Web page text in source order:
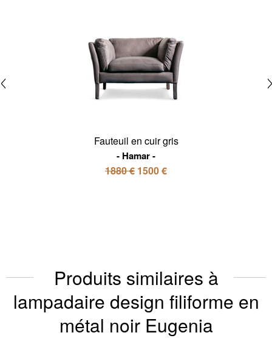
Fauteuil en cuir gris
Hamar
1880 € 1500 €
Produits similaires à
lampadaire design filiforme en
métal noir Eugenia